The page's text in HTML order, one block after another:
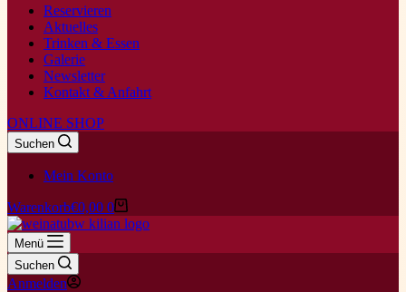
Reservieren
Aktuelles
Trinken & Essen
Galerie
Newsletter
Kontakt & Anfahrt
ONLINE SHOP
Suchen
Mein Konto
Warenkorb€0,00 0
Menü
Suchen
Anmelden